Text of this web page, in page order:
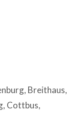
, Breithaus,
, Cottbus,